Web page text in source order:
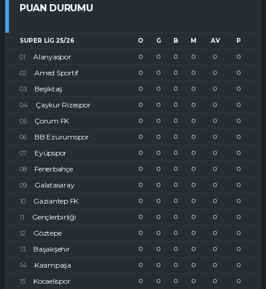
PUAN DURUMU
SUPER LIG 25/26 O G B M AV P
Alanyaspor 0 0 0 0 0 0
Amed Sportif 0 0 0 0 0 0
Beşiktaş 0 0 0 0 0 0
Çaykur Rizespor 0 0 0 0 0 0
Çorum FK 0 0 0 0 0 0
BB Ezurumspor 0 0 0 0 0 0
Eyüpspor 0 0 0 0 0 0
Fenerbahçe 0 0 0 0 0 0
Galatasaray 0 0 0 0 0 0
Gaziantep FK 0 0 0 0 0 0
Gençlerbirliği 0 0 0 0 0 0
Göztepe 0 0 0 0 0 0
Başakşehir 0 0 0 0 0 0
Kasımpaşa 0 0 0 0 0 0
Kocaelispor 0 0 0 0 0 0